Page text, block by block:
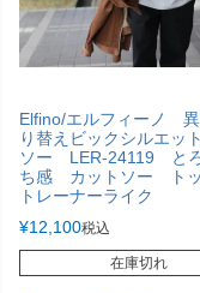
Elfino/エルフィーノ
り替えビックシルエッ
ソー LER-24119 と
ち感 カットソー ト
トレーナーライク
¥12,100税込
在庫切れ